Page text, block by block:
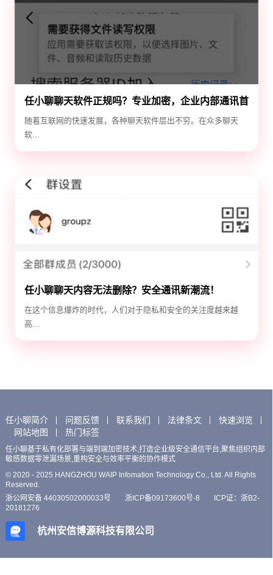
任小聊聊天软件正规吗？专业加密，企业内部通讯首
选！
随着互联网的快速发展，各种聊天软件层出不穷。在众多聊天
软...
任小聊聊天内容无法删除？安全通讯新潮流！
在这个信息爆炸的时代，人们对于隐私和安全的关注度越来越
高...
任小聊简介 问题反馈 联系我们 法律条文
快速浏览
网站地图
热门标签
任小聊基于私有化部署与端到端加密技术,打造企业级安全通信平台,聚焦组织内部
敏感数据零泄漏场景,重构安全与效率平衡的协作模式
© 2020 - 2025 HANGZHOU WAIP Infomation Technology Co., Ltd. All Rights
Reserved.
浙公网安备 44030502000033号
浙ICP备09173600号-8
ICP证：浙B2-
20181276
杭州安信博源科技有限公司